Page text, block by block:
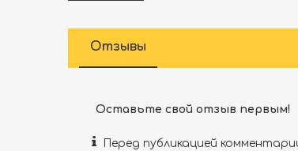
Отзывы
Оставьте свой отзыв первым!
Перед публикацией